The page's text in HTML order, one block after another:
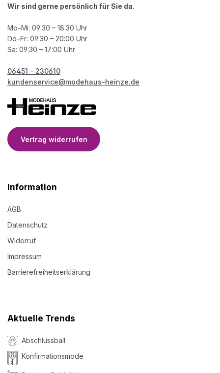
Wir sind gerne persönlich für Sie da.
Mo–Mi: 09:30 – 18:30 Uhr
Do–Fr: 09:30 – 20:00 Uhr
Sa: 09:30 – 17:00 Uhr
06451 - 230610
kundenservice@modehaus-heinze.de
Vertrag widerrufen
Information
AGB
Datenschutz
Widerruf
Impressum
Barrierefreiheitserklärung
Aktuelle Trends
Abschlussball
Konfirmationsmode